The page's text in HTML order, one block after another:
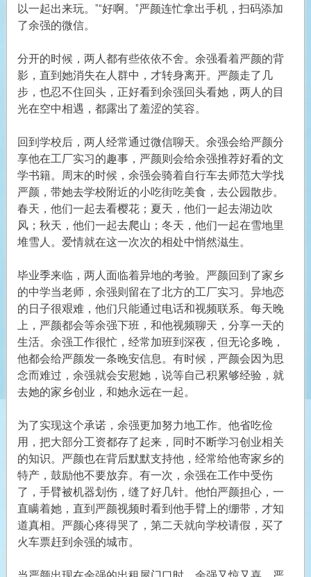
以一起出来玩。”“好啊。”严颜连忙拿出手机，扫码添加
了余强的微信。
分开的时候，两人都有些依依不舍。余强看着严颜的背
影，直到她消失在人群中，才转身离开。严颜走了几
步，也忍不住回头，正好看到余强回头看她，两人的目
光在空中相遇，都露出了羞涩的笑容。
回到学校后，两人经常通过微信聊天。余强会给严颜分
享他在工厂实习的趣事，严颜则会给余强推荐好看的文
学书籍。周末的时候，余强会骑着自行车去师范大学找
严颜，带她去学校附近的小吃街吃美食，去公园散步。
春天，他们一起去看樱花；夏天，他们一起去湖边吹
风；秋天，他们一起去爬山；冬天，他们一起在雪地里
堆雪人。爱情就在这一次次的相处中悄然滋生。
毕业季来临，两人面临着异地的考验。严颜回到了家乡
的中学当老师，余强则留在了北方的工厂实习。异地恋
的日子很艰难，他们只能通过电话和视频联系。每天晚
上，严颜都会等余强下班，和他视频聊天，分享一天的
生活。余强工作很忙，经常加班到深夜，但无论多晚，
他都会给严颜发一条晚安信息。有时候，严颜会因为思
念而难过，余强就会安慰她，说等自己积累够经验，就
去她的家乡创业，和她永远在一起。
为了实现这个承诺，余强更加努力地工作。他省吃俭
用，把大部分工资都存了起来，同时不断学习创业相关
的知识。严颜也在背后默默支持他，经常给他寄家乡的
特产，鼓励他不要放弃。有一次，余强在工作中受伤
了，手臂被机器划伤，缝了好几针。他怕严颜担心，一
直瞒着她，直到严颜视频时看到他手臂上的绷带，才知
道真相。严颜心疼得哭了，第二天就向学校请假，买了
火车票赶到余强的城市。